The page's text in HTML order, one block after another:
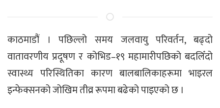
काठमाडौं । पछिल्लो समय जलवायु परिवर्तन, बढ्दो
वातावरणीय प्रदूषण र कोभिड–१९ महामारीपछिको बदलिँदो
स्वास्थ्य परिस्थितिका कारण बालबालिकाहरूमा भाइरल
इन्फेक्सनको जोखिम तीव्र रूपमा बढेको पाइएको छ ।